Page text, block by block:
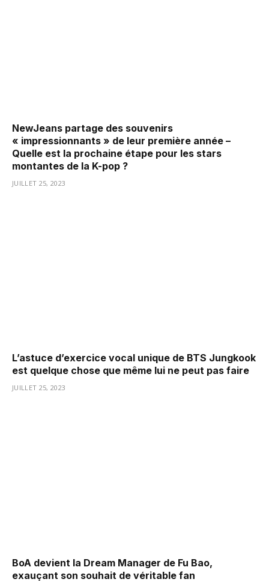
NewJeans partage des souvenirs
« impressionnants » de leur première année –
Quelle est la prochaine étape pour les stars
montantes de la K-pop ?
JUILLET 25, 2023
L’astuce d’exercice vocal unique de BTS Jungkook
est quelque chose que même lui ne peut pas faire
JUILLET 25, 2023
BoA devient la Dream Manager de Fu Bao,
exauçant son souhait de véritable fan